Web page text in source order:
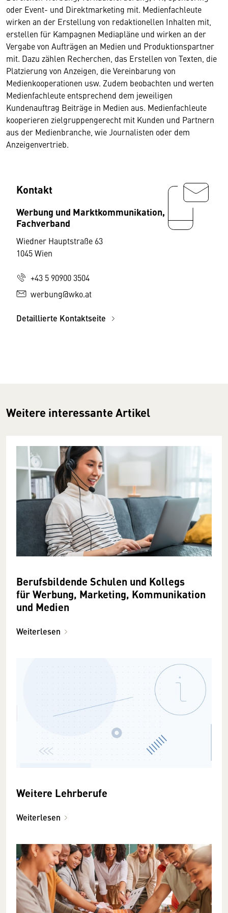
oder Event- und Direktmarketing mit. Medienfachleute
wirken an der Erstellung von redaktionellen Inhalten mit,
erstellen für Kampagnen Mediapläne und wirken an der
Vergabe von Aufträgen an Medien und Produktionspartner
mit. Dazu zählen Recherchen, das Erstellen von Texten, die
Platzierung von Anzeigen, die Vereinbarung von
Medienkooperationen usw. Zudem beobachten und werten
Medienfachleute entsprechend dem jeweiligen
Kundenauftrag Beiträge in Medien aus. Medienfachleute
kooperieren zielgruppengerecht mit Kunden und Partnern
aus der Medienbranche, wie Journalisten oder dem
Anzeigenvertrieb.
Kontakt
Werbung und Marktkommunikation,
Fachverband
Wiedner Hauptstraße 63
1045 Wien
+43 5 90900 3504
werbung@wko.at
Detaillierte Kontaktseite
Weitere interessante Artikel
Berufsbildende Schulen und Kollegs
für Werbung, Marketing, Kommunikation
und Medien
Weiterlesen
Weitere Lehrberufe
Weiterlesen